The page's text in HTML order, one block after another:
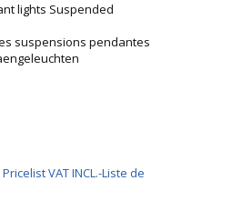
lights Suspended
suspensions pendantes
VAT INCL.-Liste de